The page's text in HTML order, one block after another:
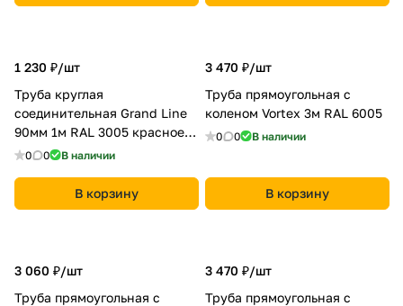
1 230 ₽/шт
Труба круглая
соединительная Grand Line
90мм 1м RAL 3005 красное
вино
0 0 В наличии
В корзину
3 470 ₽/шт
Труба прямоугольная с
коленом Vortex 3м RAL 6005
0 0 В наличии
В корзину
3 060 ₽/шт
Труба прямоугольная с
3 470 ₽/шт
Труба прямоугольная с